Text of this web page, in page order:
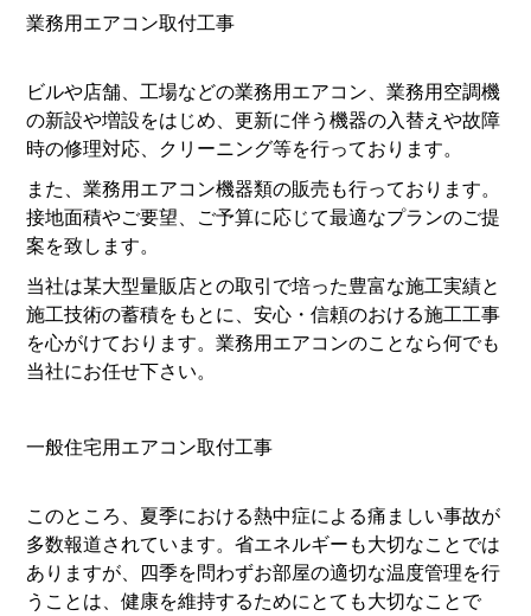
業務用エアコン取付工事
ビルや店舗、工場などの業務用エアコン、業務用空調機
の新設や増設をはじめ、更新に伴う機器の入替えや故障
時の修理対応、クリーニング等を行っております。
また、業務用エアコン機器類の販売も行っております。
接地面積やご要望、ご予算に応じて最適なプランのご提
案を致します。
当社は某大型量販店との取引で培った豊富な施工実績と
施工技術の蓄積をもとに、安心・信頼のおける施工工事
を心がけております。業務用エアコンのことなら何でも
当社にお任せ下さい。
一般住宅用エアコン取付工事
このところ、夏季における熱中症による痛ましい事故が
多数報道されています。省エネルギーも大切なことでは
ありますが、四季を問わずお部屋の適切な温度管理を行
うことは、健康を維持するためにとても大切なことで